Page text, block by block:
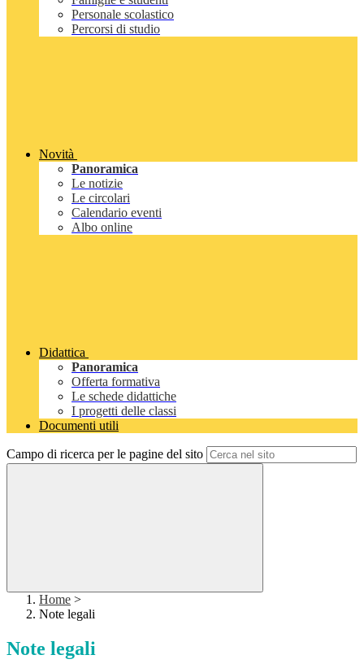
Personale scolastico
Percorsi di studio
Novità
Panoramica
Le notizie
Le circolari
Calendario eventi
Albo online
Didattica
Panoramica
Offerta formativa
Le schede didattiche
I progetti delle classi
Documenti utili
Campo di ricerca per le pagine del sito
Home >
Note legali
Note legali